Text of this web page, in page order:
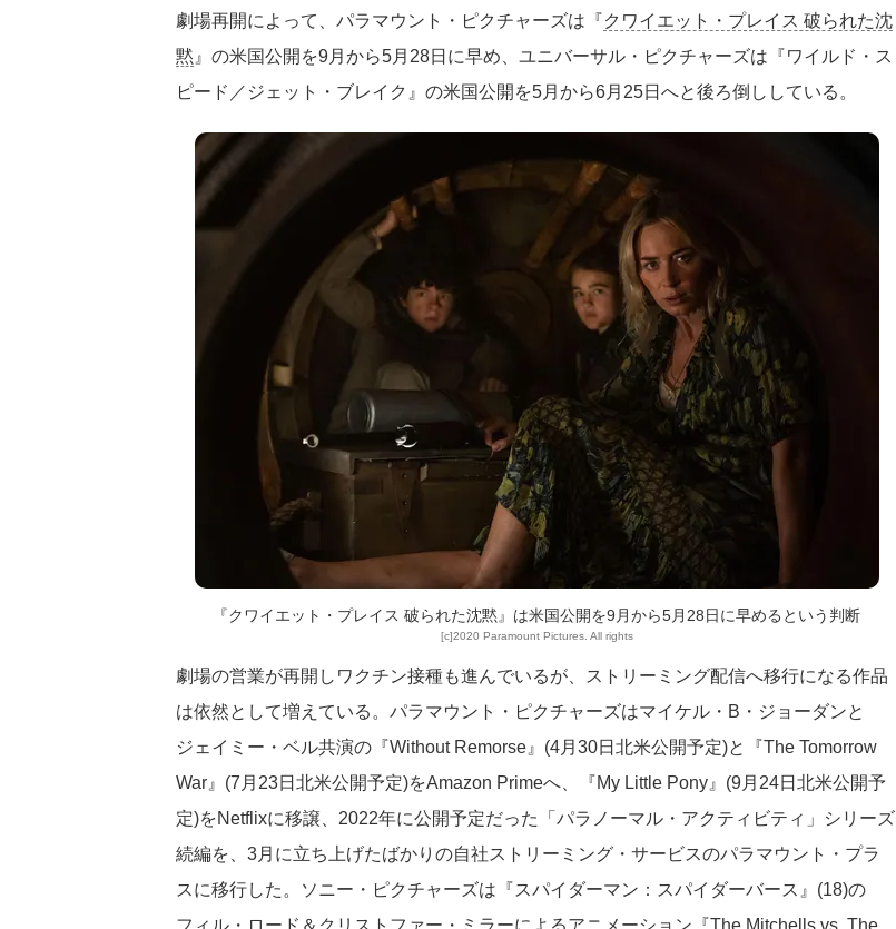
劇場再開によって、パラマウント・ピクチャーズは『クワイエット・プレイス 破られた沈
黙 』の米国公開を9月から5月28日に早め、ユニバーサル・ピクチャーズは『ワイルド・ス
ピード／ジェット・ブレイク』の米国公開を5月から6月25日へと後ろ倒ししている。
『クワイエット・プレイス 破られた沈黙』は米国公開を9月から5月28日に早めるという判断
[c]2020 Paramount Pictures. All rights
劇場の営業が再開しワクチン接種も進んでいるが、ストリーミング配信へ移行になる作品
は依然として増えている。パラマウント・ピクチャーズはマイケル・B・ジョーダンと
ジェイミー・ベル共演の『Without Remorse』(4月30日北米公開予定)と『The Tomorrow
War』(7月23日北米公開予定)をAmazon Primeへ、『My Little Pony』(9月24日北米公開予
定)をNetflixに移譲、2022年に公開予定だった「パラノーマル・アクティビティ」シリーズ
続編を、3月に立ち上げたばかりの自社ストリーミング・サービスのパラマウント・プラ
スに移行した。ソニー・ピクチャーズは『スパイダーマン：スパイダーバース』(18)の